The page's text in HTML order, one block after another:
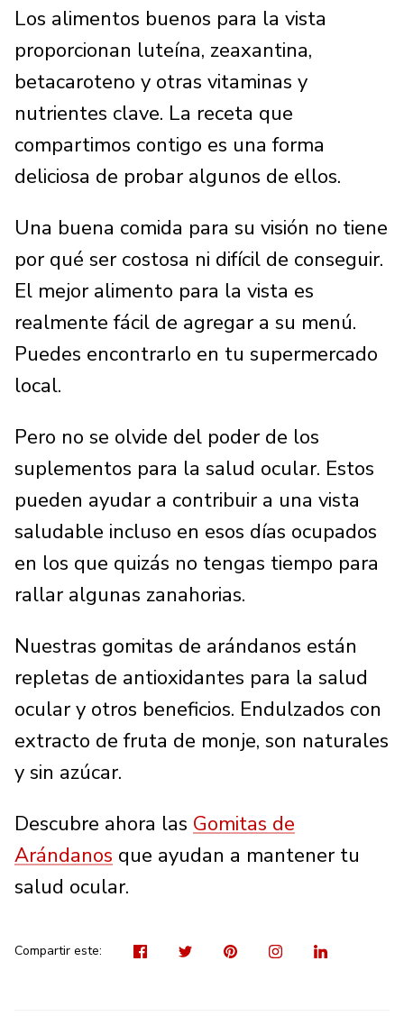
Los alimentos buenos para la vista
proporcionan luteína, zeaxantina,
betacaroteno y otras vitaminas y
nutrientes clave. La receta que
compartimos contigo es una forma
deliciosa de probar algunos de ellos.
Una buena comida para su visión no tiene
por qué ser costosa ni difícil de conseguir.
El mejor alimento para la vista es
realmente fácil de agregar a su menú.
Puedes encontrarlo en tu supermercado
local.
Pero no se olvide del poder de los
suplementos para la salud ocular. Estos
pueden ayudar a contribuir a una vista
saludable incluso en esos días ocupados
en los que quizás no tengas tiempo para
rallar algunas zanahorias.
Nuestras gomitas de arándanos están
repletas de antioxidantes para la salud
ocular y otros beneficios. Endulzados con
extracto de fruta de monje, son naturales
y sin azúcar.
Descubre ahora las Gomitas de
Arándanos que ayudan a mantener tu
salud ocular.
Compartir este: Visit
us
onTuitear
Hacer
pinVisit
us
onon